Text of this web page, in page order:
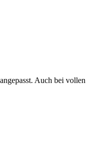
Auch bei